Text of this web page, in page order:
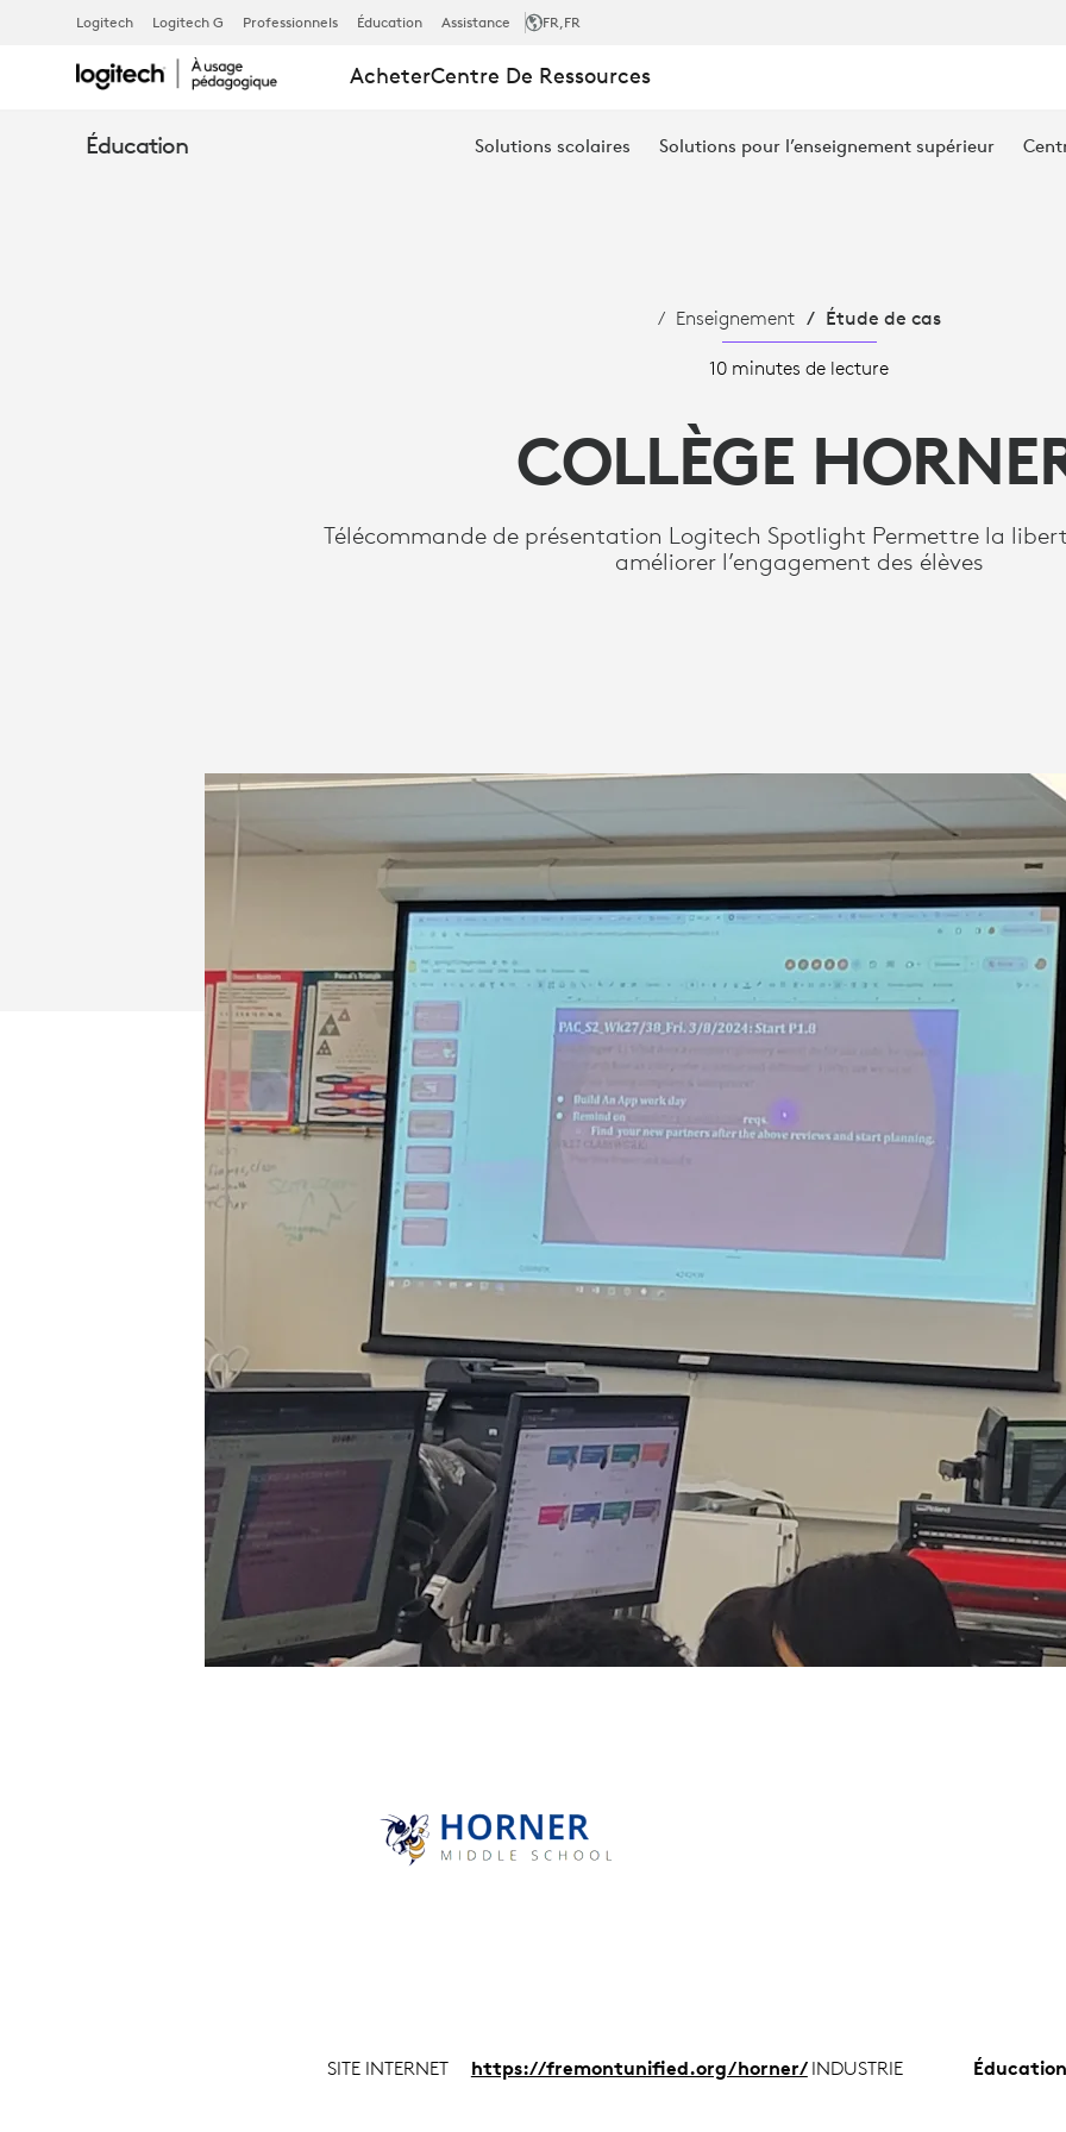
COLLÈGE
HORNER
Logitech Logitech G Professionnels Éducation Assistance FR,FR
AcheterCentre De Ressources
Éducation Solutions scolaires Solutions pour l’enseignement supérieur
Enseignement Étude de cas
10 minutes de lecture
COLLÈGE
Télécommande de présentation Logitech Spotlight Permettre la
améliorer l’engagement des élèves
SITE INTERNET https://fremontunified.org/horner/ INDUSTRIE Éducation